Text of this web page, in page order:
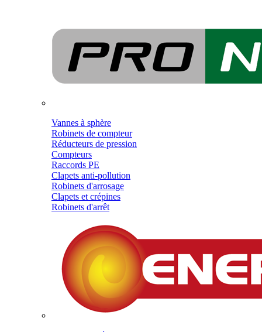
Vannes à sphère
Robinets de compteur
Réducteurs de pression
Compteurs
Raccords PE
Clapets anti-pollution
Robinets d'arrosage
Clapets et crépines
Robinets d'arrêt